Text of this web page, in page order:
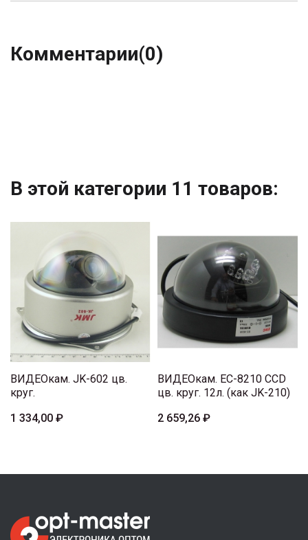
Комментарии(0)
В этой категории 11 товаров:
ВИДЕОкам. JK-602 цв.
круг.
1 334,00 ₽
ВИДЕОкам. EC-8210 CCD
цв. круг. 12л. (как JK-210)
2 659,26 ₽